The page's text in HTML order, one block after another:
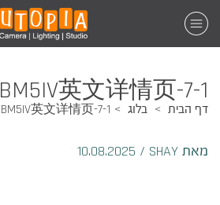
BM5IV英文详情页-7-1
דף הבית בלוג BM5IV英文详情页-7-1
מאת SHAY /